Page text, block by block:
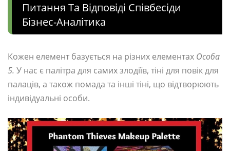
Питання Та Відповіді Співбесіди
Бізнес-Аналітика
Кожен елемент базується на різних елементах Особа
5. У нас є палітра для самих злодіїв, тіні для повік для
палаців, а також помада та інші тіні, що відтворюють
індивідуальні особи.